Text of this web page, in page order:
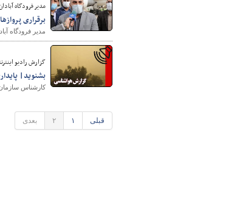
مدیر فرودگاه
برقراری
مدیر فرودگاه
گزارش رادیو
بشنوید|
کارشناس
قبلی ۱ ۲ بعدی